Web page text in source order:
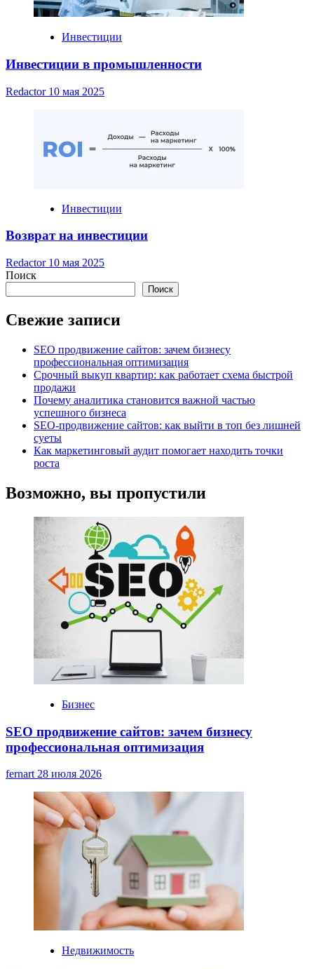
Инвестиции
Инвестиции в промышленности
Redactor 10 мая 2025
Инвестиции
Возврат на инвестиции
Redactor 10 мая 2025
Поиск
Поиск
Свежие записи
SEO продвижение сайтов: зачем бизнесу
профессиональная оптимизация
Срочный выкуп квартир: как работает схема быстрой
продажи
Почему аналитика становится важной частью
успешного бизнеса
SEO-продвижение сайтов: как выйти в топ без лишней
суеты
Как маркетинговый аудит помогает находить точки
роста
Возможно, вы пропустили
Бизнес
SEO продвижение сайтов: зачем бизнесу
профессиональная оптимизация
fernart 28 июля 2026
Недвижимость